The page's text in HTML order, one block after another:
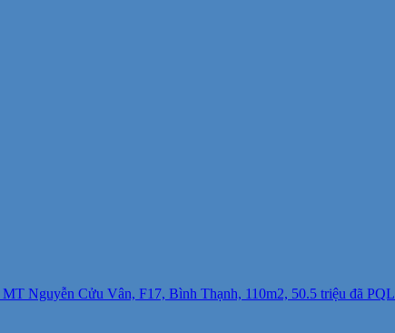
MT Nguyễn Cửu Vân, F17, Bình Thạnh, 110m2, 50.5 triệu đã PQL